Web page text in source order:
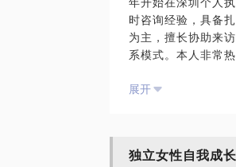
时咨询经验，具备
为主，擅长协助来
系模式。本人非常
注意：本次话题为
展开
独立女性自我成长